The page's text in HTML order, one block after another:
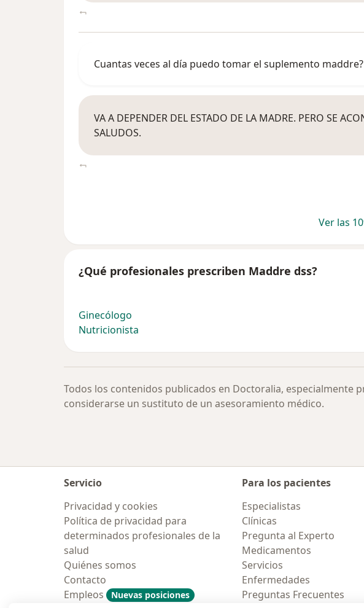
Cuantas veces al día puedo tomar el suplemento maddre?
VA A DEPENDER DEL ESTADO DE LA MADRE. PERO SE
SALUDOS.
Ver las
¿Qué profesionales prescriben Maddre dss?
Ginecólogo
Nutricionista
Todos los contenidos publicados en Doctoralia, especialmente
considerarse un sustituto de un asesoramiento médico.
Servicio
Privacidad y cookies
Política de privacidad para
determinados profesionales de la
salud
Quiénes somos
Contacto
Empleos
Nuevas posiciones
Para los pacientes
Especialistas
Clínicas
Pregunta al Experto
Medicamentos
Servicios
Enfermedades
Preguntas Frecuentes